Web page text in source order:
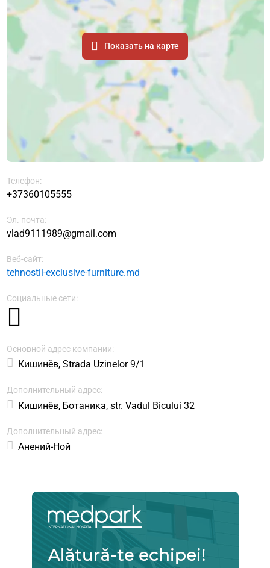
Показать на карте
Телефон:
+37360105555
Эл. почта:
vlad9111989@gmail.com
Веб-сайт:
tehnostil-exclusive-furniture.md
Социальные сети:
Основной адрес компании:
Кишинёв, Strada Uzinelor 9/1
Дополнительный адрес:
Кишинёв, Ботаника, str. Vadul Bicului 32
Дополнительный адрес:
Анений-Ной